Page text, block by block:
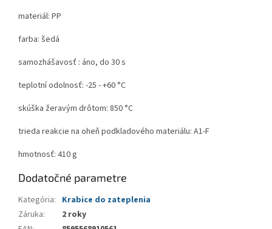
materiál: PP
farba: šedá
samozhášavosť : áno, do 30 s
teplotní odolnosť: -25 - +60 °C
skúška žeravým drôtom: 850 °C
trieda reakcie na oheň podkladového materiálu: A1-F
hmotnosť: 410 g
Dodatočné parametre
Kategória: Krabice do zateplenia
Záruka:
2 roky